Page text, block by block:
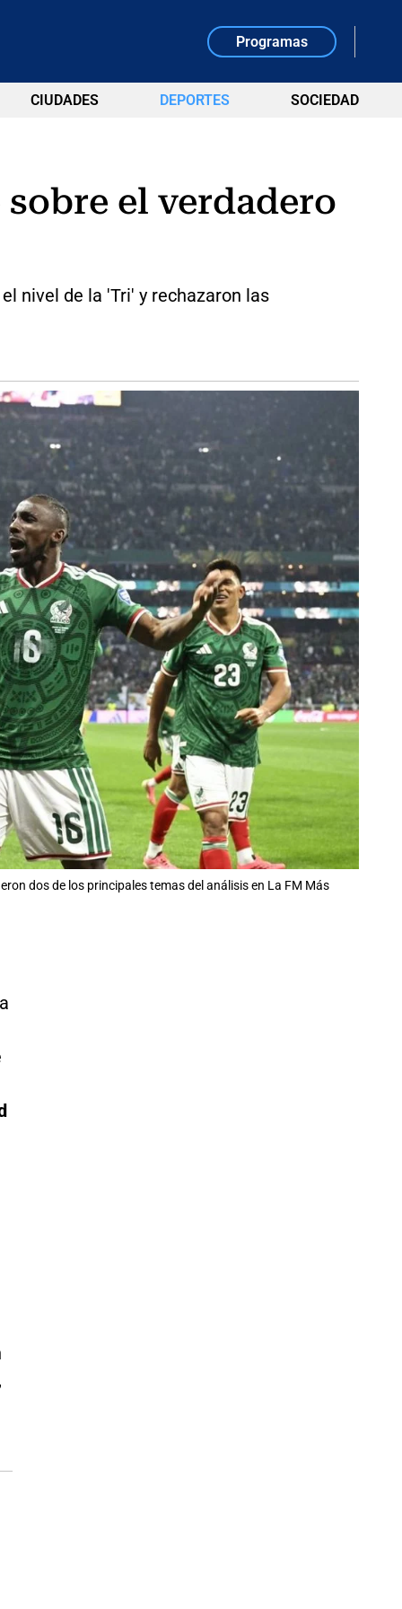
Programas
CIUDADES DEPORTES SOCIEDAD
el verdadero
nivel de la 'Tri' y rechazaron las
dos de los principales temas del análisis en La FM Más